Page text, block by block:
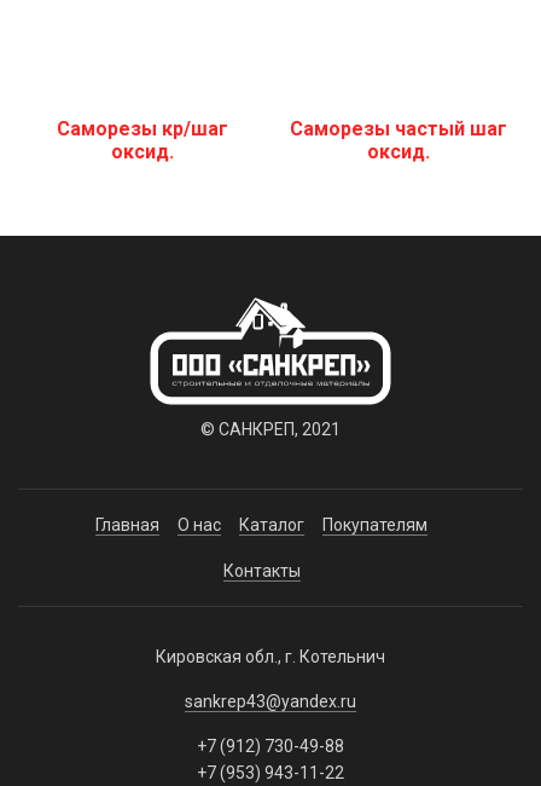
Саморезы кр/шаг
оксид.
Саморезы частый шаг
оксид.
© САНКРЕП, 2021
Главная О нас Каталог Покупателям
Контакты
Кировская обл., г. Котельнич
sankrep43@yandex.ru
+7 (912) 730-49-88
+7 (953) 943-11-22